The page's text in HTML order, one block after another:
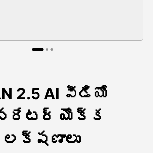
2.5 AI వీడియో
యొక్క
లక్షణాలు